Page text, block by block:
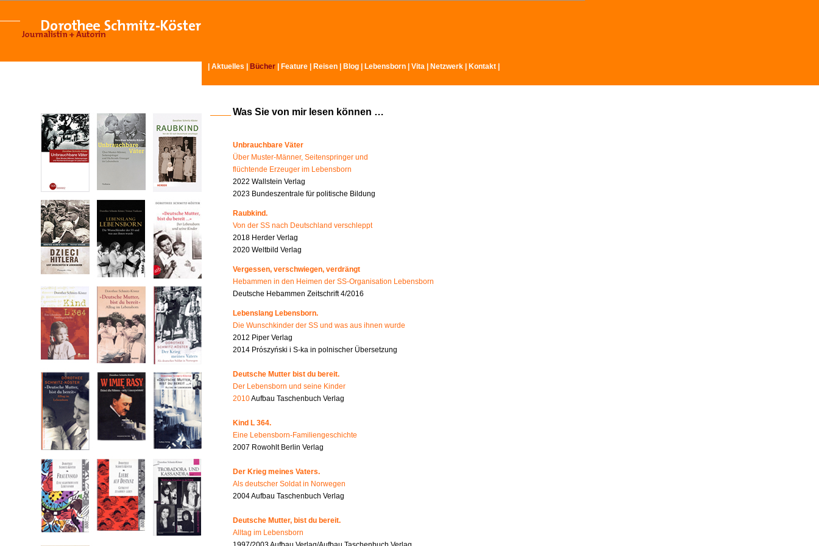
Aktuelles Bücher Feature Reisen Blog Lebensborn Vita Netzwerk Kontakt
Was Sie von mir lesen können …
Unbrauchbare Väter
Über Muster-Männer, Seitenspringer und
flüchtende Erzeuger im Lebensborn
2022 Wallstein Verlag
2023 Bundeszentrale für politische Bildung
Raubkind.
Von der SS nach Deutschland verschleppt
2018 Herder Verlag
2020 Weltbild Verlag
Vergessen, verschwiegen, verdrängt
Hebammen in den Heimen der SS-Organisation Lebensborn
Deutsche Hebammen Zeitschrift 4/2016
Lebenslang Lebensborn.
Die Wunschkinder der SS und was aus ihnen wurde
2012 Piper Verlag
2014 Prószyński i S-ka in polnischer Übersetzung
Deutsche Mutter bist du bereit.
Der Lebensborn und seine Kinder
2010Aufbau Taschenbuch Verlag
Kind L 364.
Eine Lebensborn-Familiengeschichte
2007 Rowohlt Berlin Verlag
Der Krieg meines Vaters.
Als deutscher Soldat in Norwegen
2004 Aufbau Taschenbuch Verlag
Deutsche Mutter, bist du bereit.
Alltag im Lebensborn